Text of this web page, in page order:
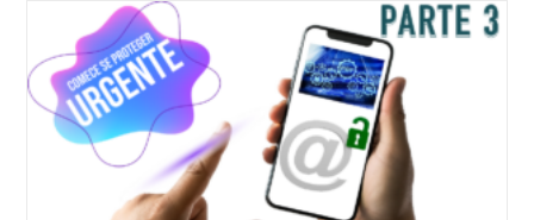
Criptografado,
Com
Redundancia
De
Discos
(RAID1)
E
De
Rede
(BOND)